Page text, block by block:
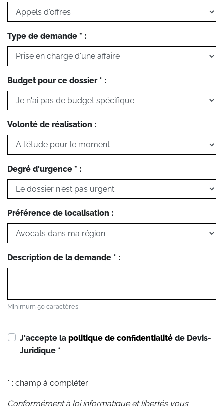
Type de demande * :
Budget pour ce dossier * :
Volonté de réalisation :
Degré d'urgence * :
Préférence de localisation :
Description de la demande * :
Minimum 50 caractères
J'accepte la politique de confidentialité de Devis-
Juridique *
* : champ à compléter
Conformément à loi informatique et libertés vous